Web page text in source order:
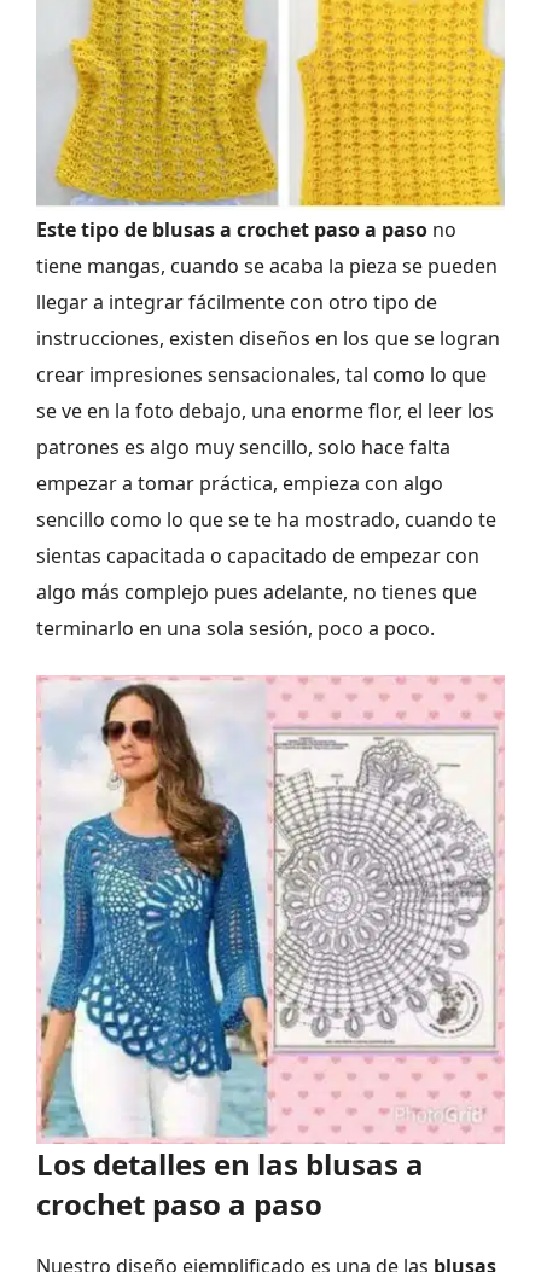
Este tipo de blusas a crochet paso a paso no
tiene mangas, cuando se acaba la pieza se pueden
llegar a integrar fácilmente con otro tipo de
instrucciones, existen diseños en los que se logran
crear impresiones sensacionales, tal como lo que
se ve en la foto debajo, una enorme flor, el leer los
patrones es algo muy sencillo, solo hace falta
empezar a tomar práctica, empieza con algo
sencillo como lo que se te ha mostrado, cuando te
sientas capacitada o capacitado de empezar con
algo más complejo pues adelante, no tienes que
terminarlo en una sola sesión, poco a poco.
Los detalles en las blusas a
crochet paso a paso
Nuestro diseño ejemplificado es una de las blusas